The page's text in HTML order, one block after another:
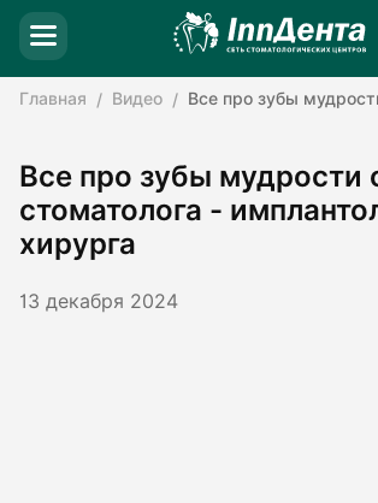
Главная Видео Все про зубы
Все про зубы мудрости
стоматолога -
хирурга
13 декабря 2024